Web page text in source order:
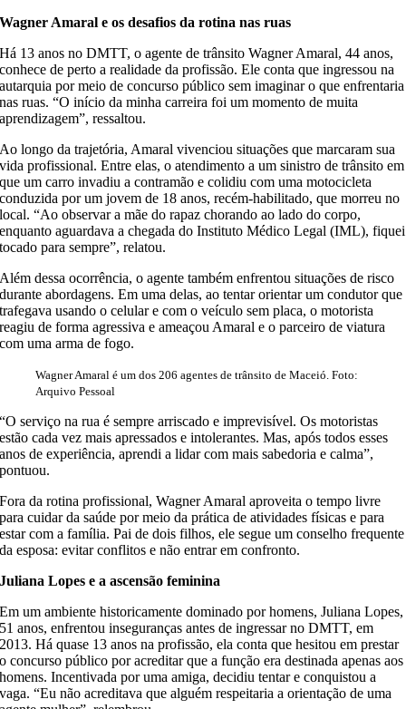
Wagner Amaral e os desafios da rotina nas ruas
Há 13 anos no DMTT, o agente de trânsito Wagner Amaral, 44 anos,
conhece de perto a realidade da profissão. Ele conta que ingressou na
autarquia por meio de concurso público sem imaginar o que enfrentaria
nas ruas. “O início da minha carreira foi um momento de muita
aprendizagem”, ressaltou.
Ao longo da trajetória, Amaral vivenciou situações que marcaram sua
vida profissional. Entre elas, o atendimento a um sinistro de trânsito em
que um carro invadiu a contramão e colidiu com uma motocicleta
conduzida por um jovem de 18 anos, recém-habilitado, que morreu no
local. “Ao observar a mãe do rapaz chorando ao lado do corpo,
enquanto aguardava a chegada do Instituto Médico Legal (IML), fiquei
tocado para sempre”, relatou.
Além dessa ocorrência, o agente também enfrentou situações de risco
durante abordagens. Em uma delas, ao tentar orientar um condutor que
trafegava usando o celular e com o veículo sem placa, o motorista
reagiu de forma agressiva e ameaçou Amaral e o parceiro de viatura
com uma arma de fogo.
Wagner Amaral é um dos 206 agentes de trânsito de Maceió. Foto:
Arquivo Pessoal
“O serviço na rua é sempre arriscado e imprevisível. Os motoristas
estão cada vez mais apressados e intolerantes. Mas, após todos esses
anos de experiência, aprendi a lidar com mais sabedoria e calma”,
pontuou.
Fora da rotina profissional, Wagner Amaral aproveita o tempo livre
para cuidar da saúde por meio da prática de atividades físicas e para
estar com a família. Pai de dois filhos, ele segue um conselho frequente
da esposa: evitar conflitos e não entrar em confronto.
Juliana Lopes e a ascensão feminina
Em um ambiente historicamente dominado por homens, Juliana Lopes,
51 anos, enfrentou inseguranças antes de ingressar no DMTT, em
2013. Há quase 13 anos na profissão, ela conta que hesitou em prestar
o concurso público por acreditar que a função era destinada apenas aos
homens. Incentivada por uma amiga, decidiu tentar e conquistou a
vaga. “Eu não acreditava que alguém respeitaria a orientação de uma